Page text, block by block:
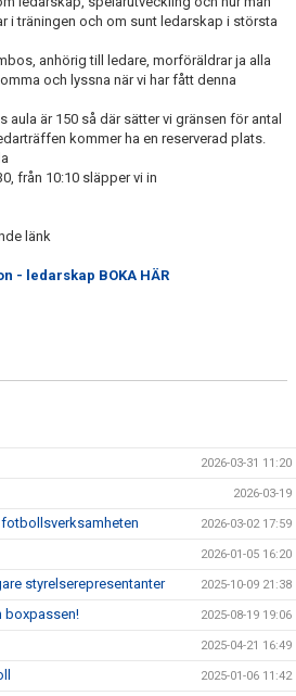
i träningen och om sunt ledarskap i största
anhörig till ledare, morföräldrar ja alla
och lyssna när vi har fått denna
är 150 så där sätter vi gränsen för antal
kommer ha en reserverad plats.
från 10:10 släpper vi in
länk
- ledarskap BOKA HÄR
2026-03-31 11:20
2026-03-19
2026-03-02 17:59
2026-01-05 16:20
styrelserepresentanter 2025-10-09 21:38
boxpassen! 2025-08-19 19:06
2025-04-21 16:49
2025-01-06 11:42